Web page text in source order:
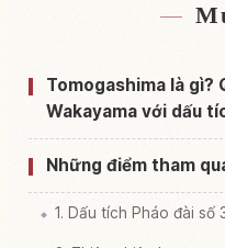
Tìm chỗ ở gần
Tìm trải nghiệm
Tomogashima là gì?
Wakayama với dấu
Những điểm tham
1. Dấu tích Pháo đài số